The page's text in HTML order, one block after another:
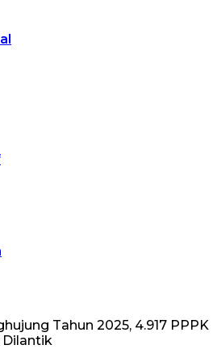
Tahun 2025, 4.917 PPPK
Dilantik